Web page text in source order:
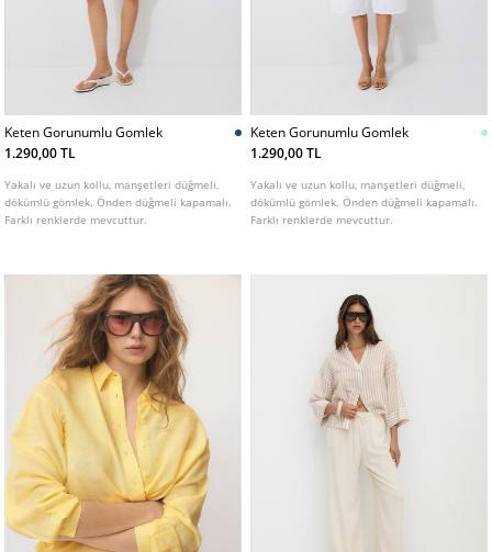
Keten Gorunumlu Gomlek
1.290,00 TL
Yakalı ve uzun kollu, manşetleri düğmeli,
dökümlü gömlek. Önden düğmeli kapamalı.
Farklı renklerde mevcuttur.
Keten Gorunumlu Gomlek
1.290,00 TL
Yakalı ve uzun kollu, manşetleri düğmeli,
dökümlü gömlek. Önden düğmeli kapamalı.
Farklı renklerde mevcuttur.